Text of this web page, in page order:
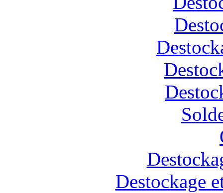
Destockage